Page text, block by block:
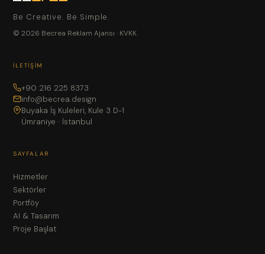
Be Creative. Be Simple.
© 2026 Becrea Reklam Ajansı · KVKK
İLETIŞIM
+90 216 225 8373
info@becrea.design
Buyaka İş Kuleleri, Kule 3 D-1
Ümraniye · İstanbul
SAYFALAR
Hizmetler
Sektörler
Portföy
AI & Tasarım
Proje Başlat